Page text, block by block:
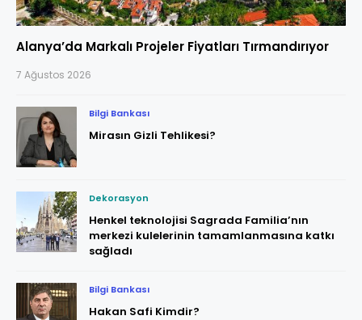
Alanya’da Markalı Projeler Fiyatları Tırmandırıyor
7 Ağustos 2026
Bilgi Bankası
Mirasın Gizli Tehlikesi?
Dekorasyon
Henkel teknolojisi Sagrada Familia’nın
merkezi kulelerinin tamamlanmasına katkı
sağladı
Bilgi Bankası
Hakan Safi Kimdir?